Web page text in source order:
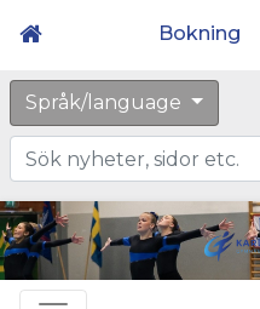
Bokning
Språk/language